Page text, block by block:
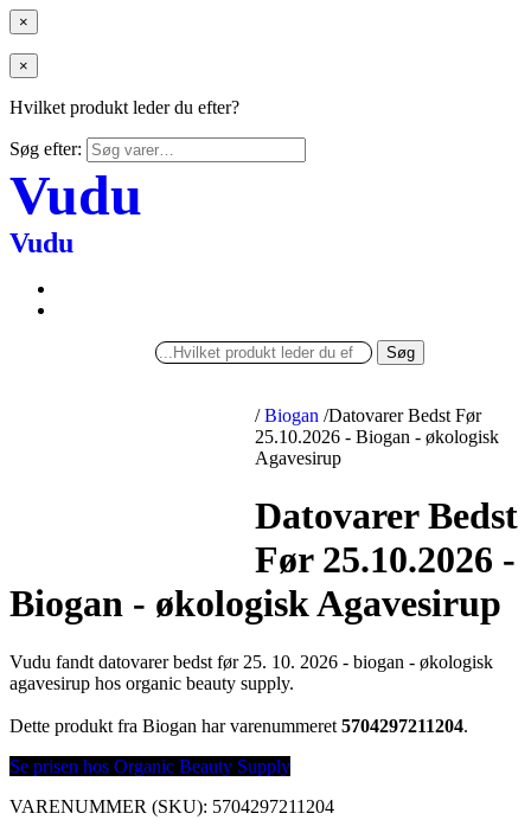
×
×
Hvilket produkt leder du efter?
Søg efter:
Vudu
Vudu
Søg
/ Biogan /Datovarer Bedst Før
25.10.2026 - Biogan - økologisk
Agavesirup
Datovarer Bedst
Før 25.10.2026 -
Biogan - økologisk Agavesirup
Vudu fandt datovarer bedst før 25. 10. 2026 - biogan - økologisk
agavesirup hos organic beauty supply.
Dette produkt fra Biogan har varenummeret 5704297211204.
Se prisen hos Organic Beauty Supply
VARENUMMER (SKU): 5704297211204